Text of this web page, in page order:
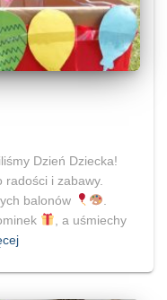
Dzień Dziecka!
i zabawy.
balonów
, a uśmiechy